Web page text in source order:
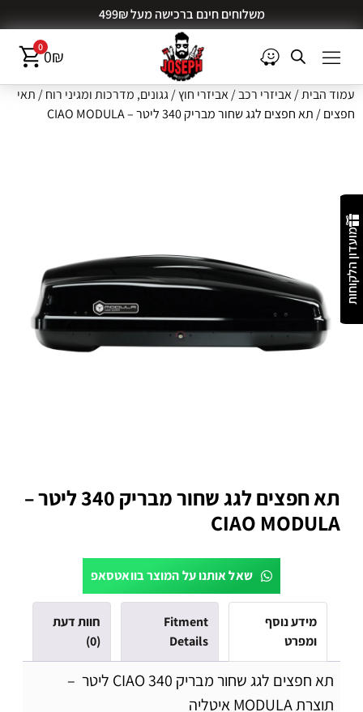
משלוחים חינם ברכישה מעל 499₪
00₪
מועדון הלקוחות
עמוד הבית/אביזרי רכב/אביזרי חוץ/גגונים, מדרכות ומגיני רוח/ תאי
חפצים/ תא חפצים לגג שחור מבריק 340 ליטר – CIAO MODULA
תא חפצים לגג שחור מבריק 340 ליטר –
CIAO MODULA
שאל אותנו על המוצר בוואטסאפ
מידע נוסף
ומפרט
Fitment
Details
חוות דעת
(0)
תא חפצים לגג שחור מבריק CIAO 340 ליטר –
תוצרת MODULA איטליה